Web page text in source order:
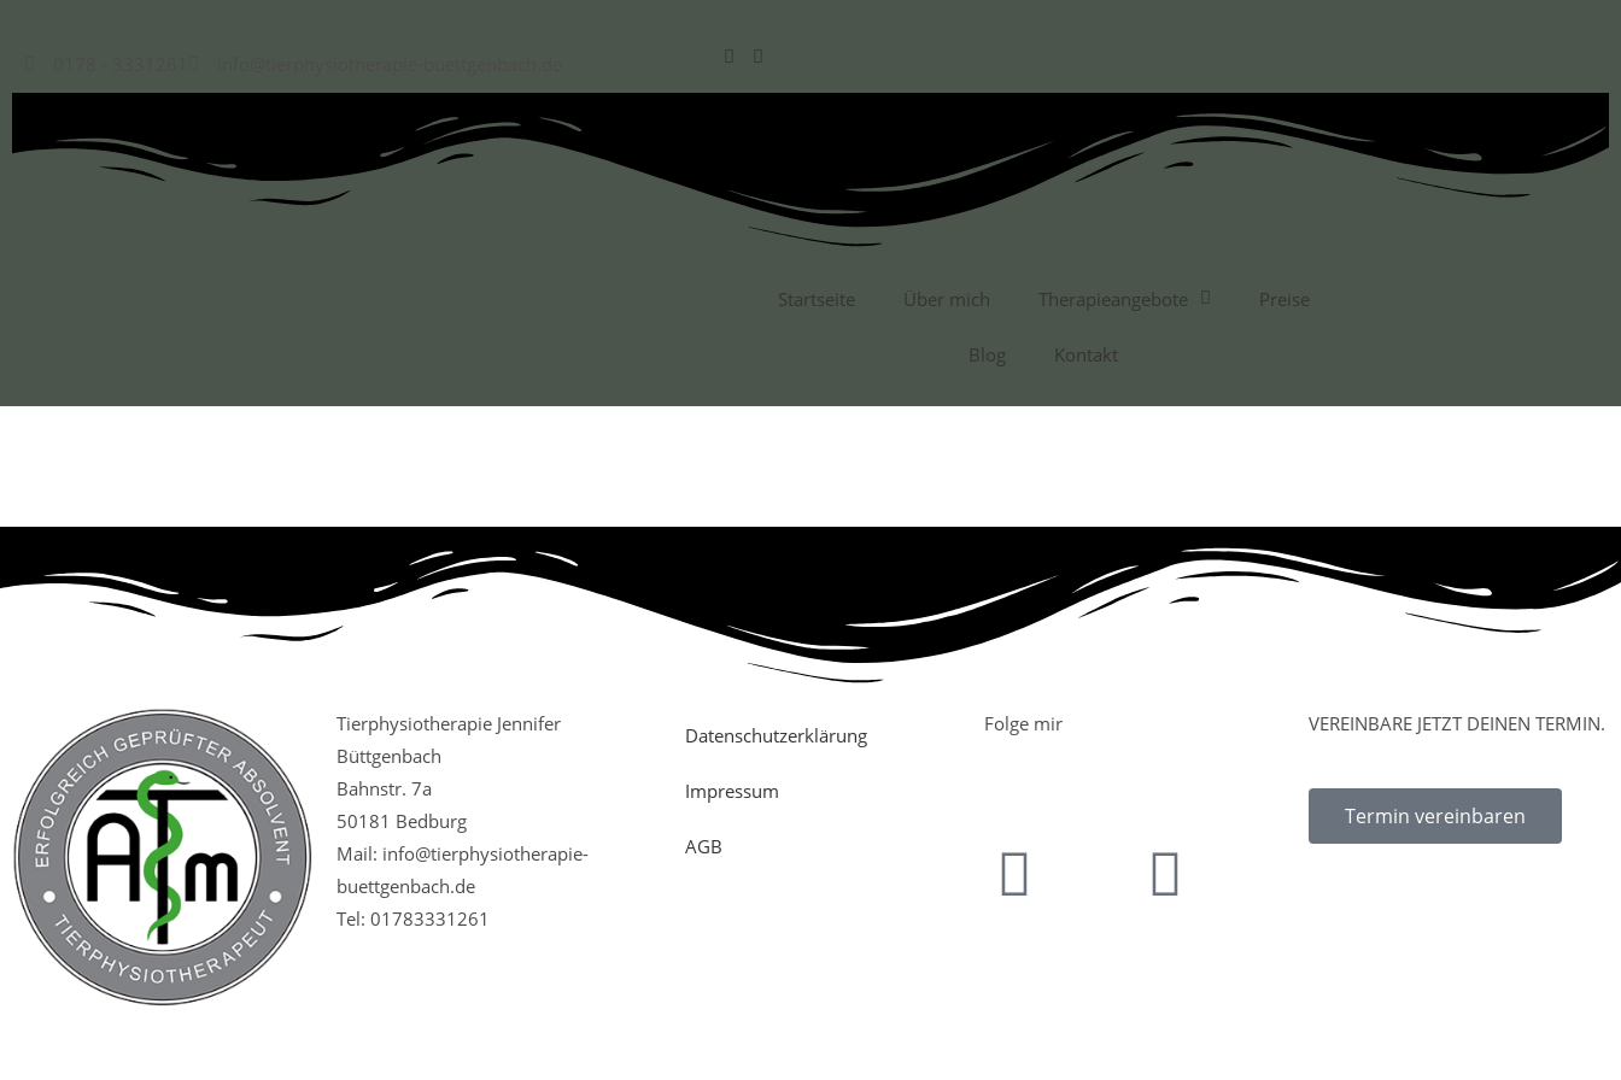
Startseite Über mich Therapieangebote Preise
Blog Kontakt
Tierphysiotherapie Jennifer
Büttgenbach
Bahnstr. 7a
50181 Bedburg
Mail: info@tierphysiotherapie-
buettgenbach.de
Tel: 01783331261
Datenschutzerklärung
Impressum
AGB
Folge mir VEREINBARE JETZT DEINEN TERMIN.
Termin vereinbaren